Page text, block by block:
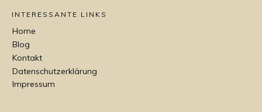
INTERESSANTE LINKS
Home
Blog
Kontakt
Datenschutzerklärung
Impressum